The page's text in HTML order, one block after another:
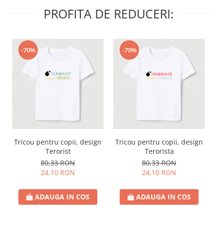
PROFITA DE REDUCERI:
-70%
Tricou pentru copii, design
Terorist
80,33 RON
24,10 RON
ADAUGA IN COS
-70%
Tricou pentru copii, design
Terorista
80,33 RON
24,10 RON
ADAUGA IN COS